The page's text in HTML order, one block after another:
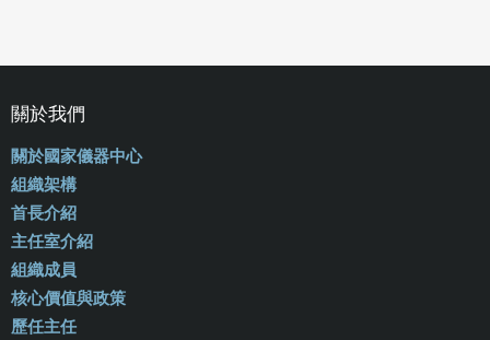
關於我們
關於國家儀器中心
組織架構
首長介紹
主任室介紹
組織成員
核心價值與政策
歷任主任